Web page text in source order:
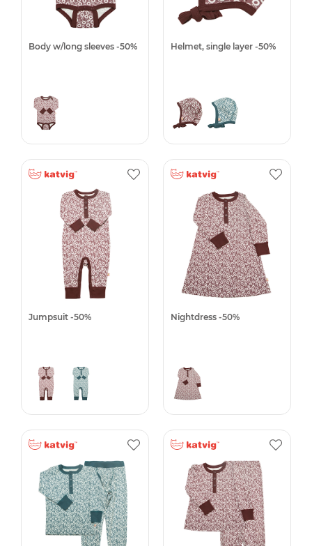
Body w/long sleeves -50% Helmet, single layer -50%
Jumpsuit -50% Nightdress -50%